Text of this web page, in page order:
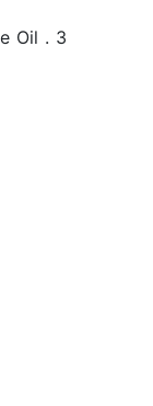
Oil . 3